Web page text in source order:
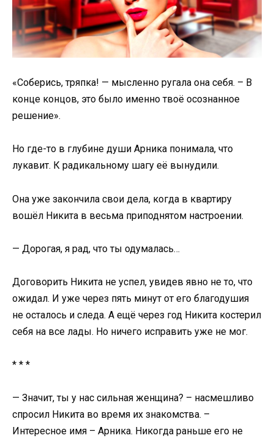
«Соберись, тряпка! — мысленно ругала она себя. – В
конце концов, это было именно твоё осознанное
решение».
Но где-то в глубине души Арника понимала, что
лукавит. К радикальному шагу её вынудили.
Она уже закончила свои дела, когда в квартиру
вошёл Никита в весьма приподнятом настроении.
— Дорогая, я рад, что ты одумалась…
Договорить Никита не успел, увидев явно не то, что
ожидал. И уже через пять минут от его благодушия
не осталось и следа. А ещё через год Никита костерил
себя на все лады. Но ничего исправить уже не мог.
* * *
— Значит, ты у нас сильная женщина? – насмешливо
спросил Никита во время их знакомства. –
Интересное имя – Арника. Никогда раньше его не